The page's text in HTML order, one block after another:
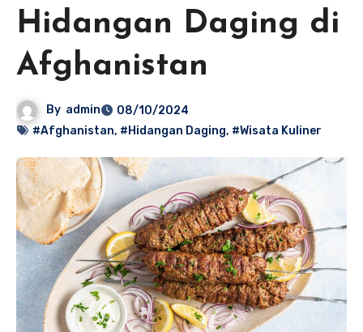
Hidangan Daging di
Afghanistan
By admin
08/10/2024
#Afghanistan, #Hidangan Daging, #Wisata Kuliner